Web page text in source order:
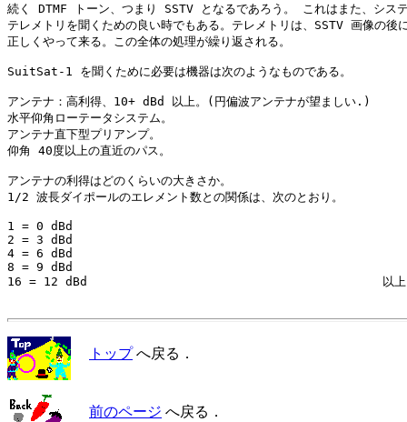
続く DTMF トーン、つまり SSTV となるであろう。 これはまた、シス
テレメトリを聞くための良い時でもある。テレメトリは、SSTV 画像の後
正しくやって来る。この全体の処理が繰り返される。
SuitSat-1 を聞くために必要は機器は次のようなものである。
アンテナ：高利得、10+ dBd 以上。(円偏波アンテナが望ましい.)
水平仰角ローテータシステム。
アンテナ直下型プリアンプ。
仰角 40度以上の直近のパス。
アンテナの利得はどのくらいの大きさか。
1/2 波長ダイポールのエレメント数との関係は、次のとおり。
1 = 0 dBd
2 = 3 dBd
4 = 6 dBd
8 = 9 dBd
16 = 12 dBd　　　　　　　　　　　　　　　　　　　　　　　　　以上
トップへ戻る．
前のページ へ戻る．